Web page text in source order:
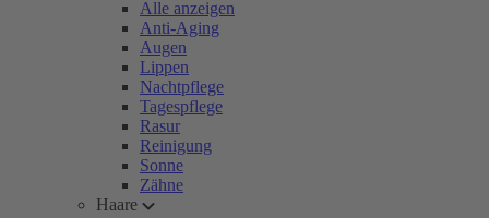
Alle anzeigen
Anti-Aging
Augen
Lippen
Nachtpflege
Tagespflege
Rasur
Reinigung
Sonne
Zähne
Haare